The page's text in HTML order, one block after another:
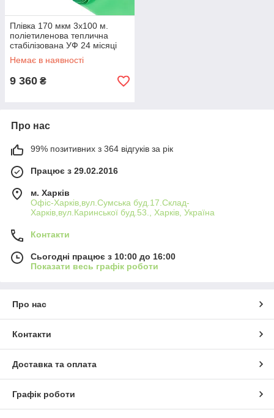
Плівка 170 мкм 3х100 м.
поліетиленова теплична
стабілізована УФ 24 місяці
Немає в наявності
9 360 ₴
Про нас
99% позитивних з 364 відгуків за рік
Працює з 29.02.2016
м. Харків
Офіс-Харків,вул.Сумська буд.17.Склад-
Харків,вул.Каринської буд.53., Харків, Україна
Контакти
Сьогодні працює з 10:00 до 16:00
Показати весь графік роботи
Про нас
Контакти
Доставка та оплата
Графік роботи